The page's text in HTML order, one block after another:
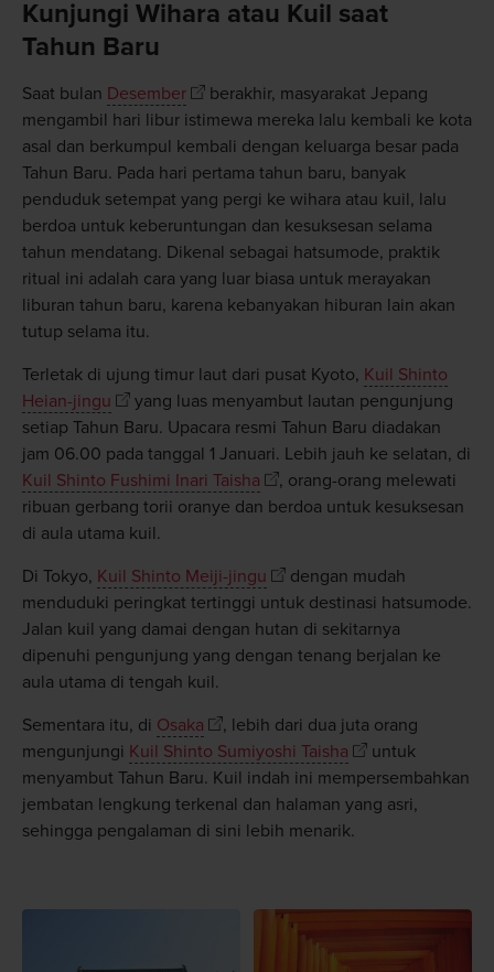
Kunjungi Wihara atau Kuil saat
Tahun Baru
Saat bulan Desember
berakhir, masyarakat Jepang
mengambil hari libur istimewa mereka lalu kembali ke kota
asal dan berkumpul kembali dengan keluarga besar pada
Tahun Baru. Pada hari pertama tahun baru, banyak
penduduk setempat yang pergi ke wihara atau kuil, lalu
berdoa untuk keberuntungan dan kesuksesan selama
tahun mendatang. Dikenal sebagai hatsumode, praktik
ritual ini adalah cara yang luar biasa untuk merayakan
liburan tahun baru, karena kebanyakan hiburan lain akan
tutup selama itu.
Terletak di ujung timur laut dari pusat Kyoto, Kuil Shinto
Heian-jingu
yang luas menyambut lautan pengunjung
setiap Tahun Baru. Upacara resmi Tahun Baru diadakan
jam 06.00 pada tanggal 1 Januari. Lebih jauh ke selatan, di
Kuil Shinto Fushimi Inari Taisha
, orang-orang melewati
ribuan gerbang torii oranye dan berdoa untuk kesuksesan
di aula utama kuil.
Di Tokyo, Kuil Shinto Meiji-jingu
dengan mudah
menduduki peringkat tertinggi untuk destinasi hatsumode.
Jalan kuil yang damai dengan hutan di sekitarnya
dipenuhi pengunjung yang dengan tenang berjalan ke
aula utama di tengah kuil.
Sementara itu, di Osaka
, lebih dari dua juta orang
mengunjungi Kuil Shinto Sumiyoshi Taisha
untuk
menyambut Tahun Baru. Kuil indah ini mempersembahkan
jembatan lengkung terkenal dan halaman yang asri,
sehingga pengalaman di sini lebih menarik.